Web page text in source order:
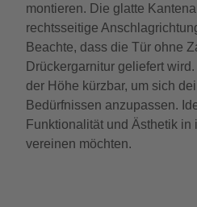
montieren. Die glatte
rechtsseitige
Beachte, dass die Tür ohne
Drückergarnitur geliefert
der Höhe kürzbar, um sich
Bedürfnissen anzupassen.
Funktionalität und Ästhetik in
vereinen möchten.